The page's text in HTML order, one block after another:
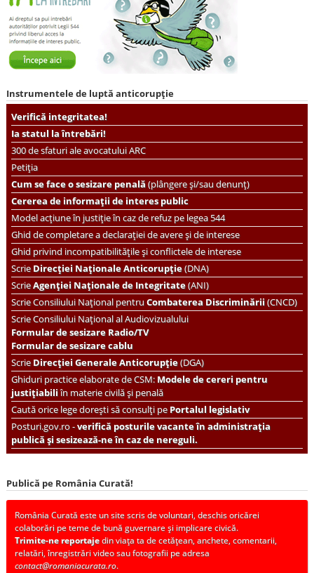
Instrumentele de luptă anticorupție
Verifică integritatea!
Ia statul la întrebări!
300 de sfaturi ale avocatului ARC
Petiția
Cum se face o sesizare penală(plângere și/sau denunț)
Cererea de informații de interes public
Model acțiune în justiție în caz de refuz pe legea 544
Ghid de completare a declarației de avere și de interese
Ghid privind incompatibilitățile și conflictele de interese
ScrieDirecției Naționale Anticorupție(DNA)
ScrieAgenției Naționale de Integritate(ANI)
ScrieConsiliului Național pentruCombaterea Discriminării(CNCD)
Scrie Consiliului Național al Audiovizualului
Formular de sesizare Radio/TV
Formular de sesizare cablu
ScrieDirecției Generale Anticorupție(DGA)
Ghiduri practice elaborate de CSM: Modele de cereri pentru
justițiabiliîn materie civilă și penală
Caută orice lege dorești să consulți pePortalul legislativ
Posturi.gov.ro -verifică posturile vacante în administrația
publică și sesizează-ne în caz de nereguli.
Publică pe România Curată!
România Curată este un site scris de voluntari, deschis oricărei
colaborări pe teme de bună guvernare și implicare civică.
Trimite-ne reportajedin viața ta de cetățean, anchete, comentarii,
relatări, înregistrări video sau fotografii pe adresa
contact@romaniacurata.ro.